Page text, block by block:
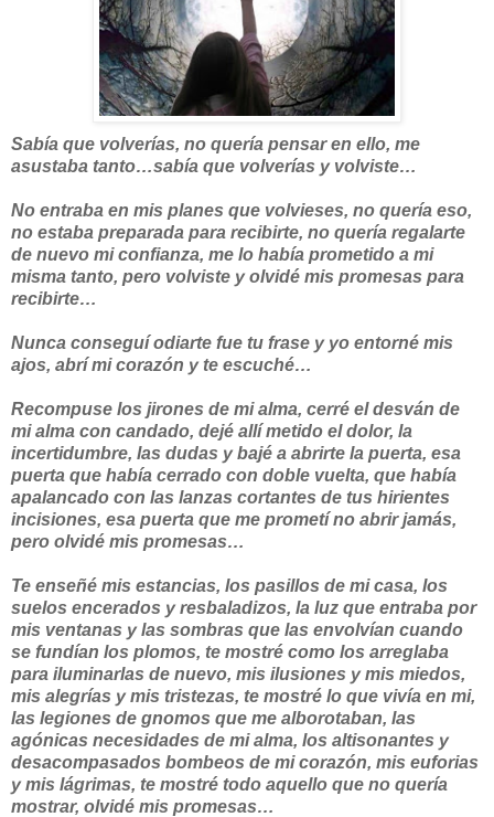
Sabía que volverías, no quería pensar en ello, me
asustaba tanto…sabía que volverías y volviste…
No entraba en mis planes que volvieses, no quería eso,
no estaba preparada para recibirte, no quería regalarte
de nuevo mi confianza, me lo había prometido a mi
misma tanto, pero volviste y olvidé mis promesas para
recibirte…
Nunca conseguí odiarte fue tu frase y yo entorné mis
ajos, abrí mi corazón y te escuché…
Recompuse los jirones de mi alma, cerré el desván de
mi alma con candado, dejé allí metido el dolor, la
incertidumbre, las dudas y bajé a abrirte la puerta, esa
puerta que había cerrado con doble vuelta, que había
apalancado con las lanzas cortantes de tus hirientes
incisiones, esa puerta que me prometí no abrir jamás,
pero olvidé mis promesas…
Te enseñé mis estancias, los pasillos de mi casa, los
suelos encerados y resbaladizos, la luz que entraba por
mis ventanas y las sombras que las envolvían cuando
se fundían los plomos, te mostré como los arreglaba
para iluminarlas de nuevo, mis ilusiones y mis miedos,
mis alegrías y mis tristezas, te mostré lo que vivía en mi,
las legiones de gnomos que me alborotaban, las
agónicas necesidades de mi alma, los altisonantes y
desacompasados bombeos de mi corazón, mis euforias
y mis lágrimas, te mostré todo aquello que no quería
mostrar, olvidé mis promesas…